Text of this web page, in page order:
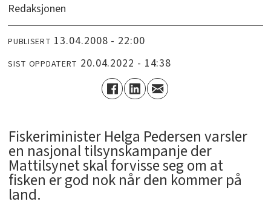
Redaksjonen
PUBLISERT 13.04.2008 - 22:00
SIST OPPDATERT 20.04.2022 - 14:38
Fiskeriminister Helga Pedersen varsler
en nasjonal tilsynskampanje der
Mattilsynet skal forvisse seg om at
fisken er god nok når den kommer på
land.